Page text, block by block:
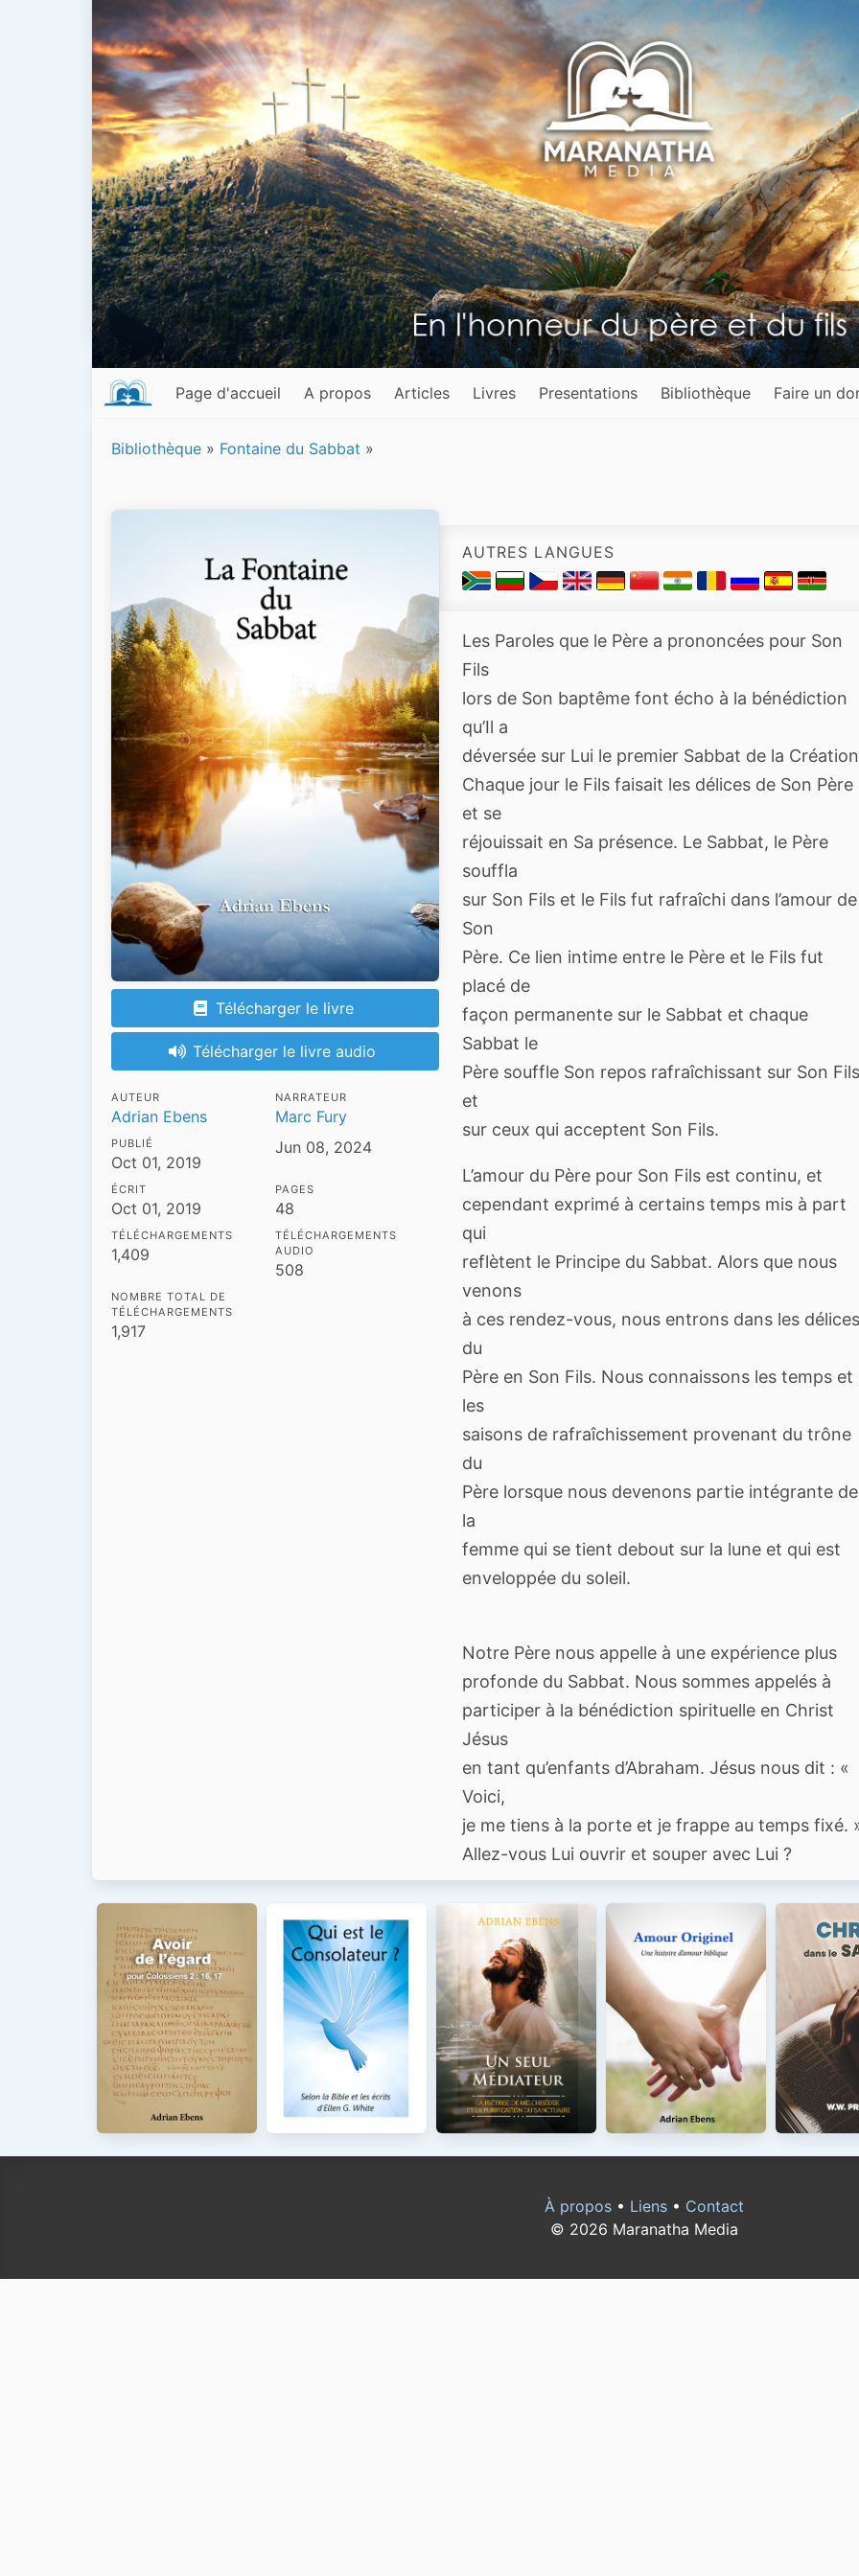
Page d'accueil A propos Articles Livres Presentations Bibliothèque Faire un
Bibliothèque » Fontaine du Sabbat »
Télécharger le livre
Télécharger le livre audio
AUTEUR
Adrian Ebens
NARRATEUR
Marc Fury
PUBLIÉ
Oct 01, 2019
Jun 08, 2024
ÉCRIT
Oct 01, 2019
PAGES
48
TÉLÉCHARGEMENTS
1,409
TÉLÉCHARGEMENTS
AUDIO
508
NOMBRE TOTAL DE
TÉLÉCHARGEMENTS
1,917
AUTRES LANGUES
Les Paroles que le Père a prononcées pour Son
Fils
lors de Son baptême font écho à la bénédiction
qu’Il a
déversée sur Lui le premier Sabbat de la
Chaque jour le Fils faisait les délices de Son Père
et se
réjouissait en Sa présence. Le Sabbat, le Père
souffla
sur Son Fils et le Fils fut rafraîchi dans l’amour de
Son
Père. Ce lien intime entre le Père et le Fils fut
placé de
façon permanente sur le Sabbat et chaque
Sabbat le
Père souffle Son repos rafraîchissant sur Son
et
sur ceux qui acceptent Son Fils.
L’amour du Père pour Son Fils est continu, et
cependant exprimé à certains temps mis à part
qui
reflètent le Principe du Sabbat. Alors que nous
venons
à ces rendez-vous, nous entrons dans les
du
Père en Son Fils. Nous connaissons les temps et
les
saisons de rafraîchissement provenant du trône
du
Père lorsque nous devenons partie intégrante de
la
femme qui se tient debout sur la lune et qui est
enveloppée du soleil.
Notre Père nous appelle à une expérience plus
profonde du Sabbat. Nous sommes appelés à
participer à la bénédiction spirituelle en Christ
Jésus
en tant qu’enfants d’Abraham. Jésus nous dit : «
Voici,
je me tiens à la porte et je frappe au temps fixé.
Allez-vous Lui ouvrir et souper avec Lui ?
À propos • Liens • Contact
© 2026 Maranatha Media